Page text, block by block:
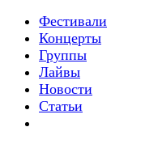
Фестивали
Концерты
Группы
Лайвы
Новости
Статьи